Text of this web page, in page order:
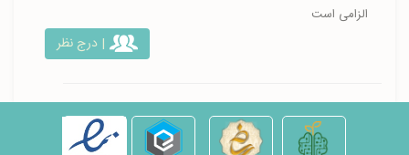
الزامی است
| درج نظر